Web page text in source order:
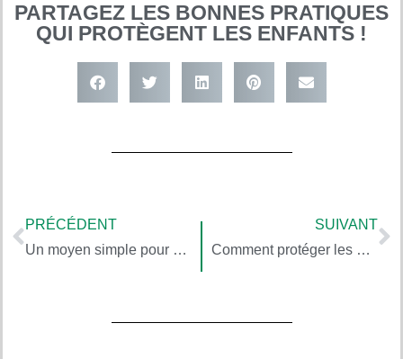
PARTAGEZ LES BONNES PRATIQUES
QUI PROTÈGENT LES ENFANTS !
PRÉCÉDENT
Un moyen simple pour susciter l’émerveillement chez un enfant
SUIVANT
Comment protéger les enfants des polluants issus des jouets